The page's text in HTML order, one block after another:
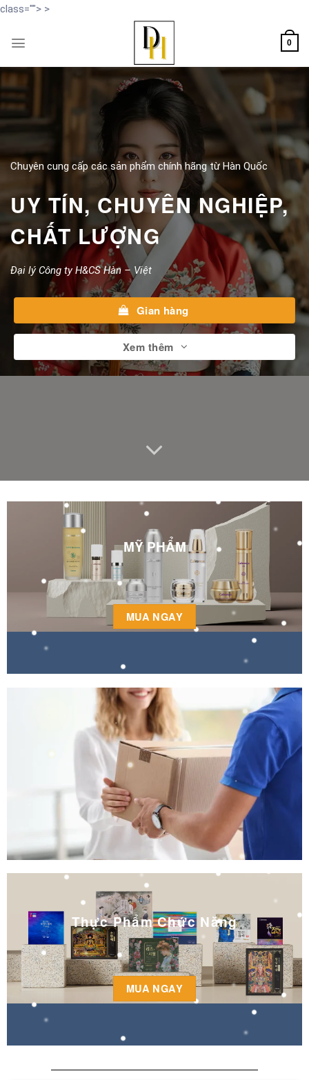
class=""> >
qua
nội
0
Chuyên cung cấp các sản phẩm chính hãng từ Hàn Quốc
UY TÍN, CHUYÊN NGHIỆP,
CHẤT LƯỢNG
Đại lý Công ty H&CS Hàn – Việt
Gian hàng
Xem thêm
MỸ PHẨM
MUA NGAY
Thực Phẩm Chức Năng
MUA NGAY